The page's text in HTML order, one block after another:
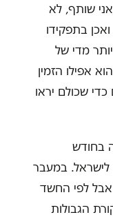
שותף, לא
בתפקידו
מדי של
אפילו הזמין
שכולם יראו
בחודש
לישראל. במעבר
אבל לפי החשד
הגבולות